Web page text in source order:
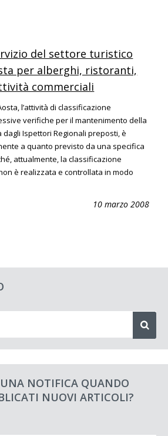
del settore turistico
per alberghi, ristoranti,
commerciali
l’attività di classificazione
verifiche per il mantenimento della
Ispettori Regionali preposti, è
a quanto previsto da una specifica
attualmente, la classificazione
è realizzata e controllata in modo
10 marzo 2008
NOTIFICA QUANDO
NUOVI ARTICOLI?